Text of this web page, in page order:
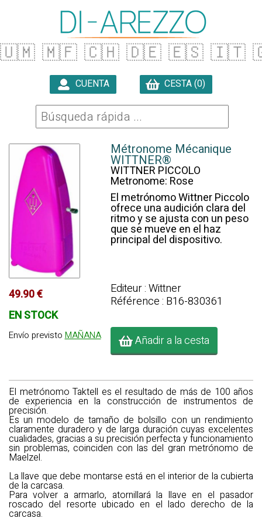
🇺🇲 🇲🇫 🇨🇭 🇩🇪 🇪🇸 🇮🇹
CUENTA CESTA (0)
49.90 €
EN STOCK
Envío previstoMAÑANA
Métronome Mécanique
WITTNER®
WITTNER PICCOLO
Metronome: Rose
El metrónomo Wittner Piccolo
ofrece una audición clara del
ritmo y se ajusta con un peso
que se mueve en el haz
principal del dispositivo.
Editeur : Wittner
Référence : B16-830361
Añadir a la cesta
El metrónomo Taktell es el resultado de más de 100 años
de experiencia en la construcción de instrumentos de
precisión.
Es un modelo de tamaño de bolsillo con un rendimiento
claramente duradero y de larga duración cuyas excelentes
cualidades, gracias a su precisión perfecta y funcionamiento
sin problemas, coinciden con las del gran metrónomo de
Maelzel.
La llave que debe montarse está en el interior de la cubierta
de la carcasa.
Para volver a armarlo, atornillará la llave en el pasador
roscado del resorte ubicado en el lado derecho de la
carcasa.